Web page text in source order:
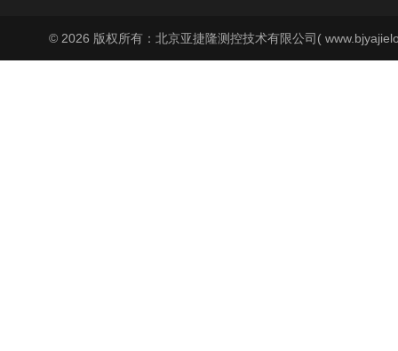
© 2026 版权所有：北京亚捷隆测控技术有限公司(